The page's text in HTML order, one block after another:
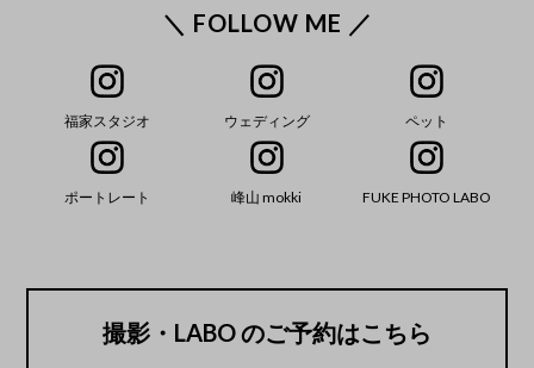
＼ FOLLOW ME ／
福家スタジオ ウェディング ペット
ポートレート 峰山 mokki FUKE PHOTO LABO
撮影・LABO のご予約はこちら